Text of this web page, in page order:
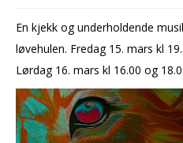
KALENDER
MENIGHETSBLAD
MELD DEG PÅ
OLAVSDAGENE
En kjekk og underholdende
løvehulen. Fredag 15. mars kl
Lørdag 16. mars kl 16.00 og